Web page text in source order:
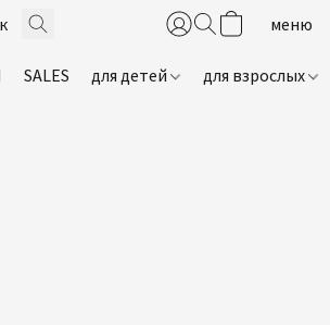
SALES для детей для взрослых